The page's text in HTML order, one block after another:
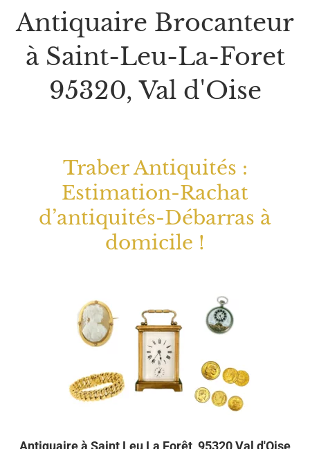
Traber Antiquités :
Estimation-Rachat
d’antiquités-Débarras à
domicile !
Traber Antiquités vérifie l’état
de vos objets pour vous donner
l'estimation la plus juste
pour le rachat de vosantiquités?